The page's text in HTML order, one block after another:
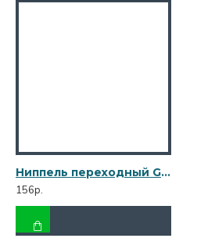
Ниппель переходный Gebo (245-22V) 3/4 НР(ш) х 1/2 НР(ш) чугунный оцинкованный
156р.